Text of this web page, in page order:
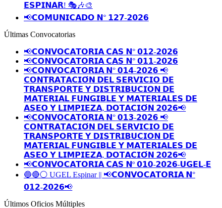
𝗘𝗦𝗣𝗜𝗡𝗔𝗥! 🎭🎶🎨
📢𝗖𝗢𝗠𝗨𝗡𝗜𝗖𝗔𝗗𝗢 𝗡° 𝟭𝟮𝟳-𝟮𝟬𝟮𝟲
Últimas Convocatorias
📢𝗖𝗢𝗡𝗩𝗢𝗖𝗔𝗧𝗢𝗥𝗜𝗔 𝗖𝗔𝗦 𝗡° 𝟬𝟭𝟮-𝟮𝟬𝟮𝟲
📢𝗖𝗢𝗡𝗩𝗢𝗖𝗔𝗧𝗢𝗥𝗜𝗔 𝗖𝗔𝗦 𝗡° 𝟬𝟭𝟭-𝟮𝟬𝟮𝟲
📢𝗖𝗢𝗡𝗩𝗢𝗖𝗔𝗧𝗢𝗥𝗜𝗔 𝗡° 𝟬𝟭𝟰-𝟮𝟬𝟮𝟲 📢
𝗖𝗢𝗡𝗧𝗥𝗔𝗧𝗔𝗖𝗜𝗢́𝗡 𝗗𝗘𝗟 𝗦𝗘𝗥𝗩𝗜𝗖𝗜𝗢 𝗗𝗘
𝗧𝗥𝗔𝗡𝗦𝗣𝗢𝗥𝗧𝗘 𝗬 𝗗𝗜𝗦𝗧𝗥𝗜𝗕𝗨𝗖𝗜𝗢𝗡 𝗗𝗘
𝗠𝗔𝗧𝗘𝗥𝗜𝗔𝗟 𝗙𝗨𝗡𝗚𝗜𝗕𝗟𝗘 𝗬 𝗠𝗔𝗧𝗘𝗥𝗜𝗔𝗟𝗘𝗦 𝗗𝗘
𝗔𝗦𝗘𝗢 𝗬 𝗟𝗜𝗠𝗣𝗜𝗘𝗭𝗔, 𝗗𝗢𝗧𝗔𝗖𝗜𝗢́𝗡 𝟮𝟬𝟮𝟲📢
📢𝗖𝗢𝗡𝗩𝗢𝗖𝗔𝗧𝗢𝗥𝗜𝗔 𝗡° 𝟬𝟭𝟯-𝟮𝟬𝟮𝟲 📢
𝗖𝗢𝗡𝗧𝗥𝗔𝗧𝗔𝗖𝗜𝗢́𝗡 𝗗𝗘𝗟 𝗦𝗘𝗥𝗩𝗜𝗖𝗜𝗢 𝗗𝗘
𝗧𝗥𝗔𝗡𝗦𝗣𝗢𝗥𝗧𝗘 𝗬 𝗗𝗜𝗦𝗧𝗥𝗜𝗕𝗨𝗖𝗜𝗢𝗡 𝗗𝗘
𝗠𝗔𝗧𝗘𝗥𝗜𝗔𝗟 𝗙𝗨𝗡𝗚𝗜𝗕𝗟𝗘 𝗬 𝗠𝗔𝗧𝗘𝗥𝗜𝗔𝗟𝗘𝗦 𝗗𝗘
𝗔𝗦𝗘𝗢 𝗬 𝗟𝗜𝗠𝗣𝗜𝗘𝗭𝗔, 𝗗𝗢𝗧𝗔𝗖𝗜𝗢́𝗡 𝟮𝟬𝟮𝟲📢
📢𝗖𝗢𝗡𝗩𝗢𝗖𝗔𝗧𝗢𝗥𝗜𝗔 𝗖𝗔𝗦 𝗡º 𝟬𝟭𝟬-𝟮𝟬𝟮𝟲-𝗨𝗚𝗘𝗟-𝗘
🔵🔴⚪️ UGEL Espinar || 📢𝗖𝗢𝗡𝗩𝗢𝗖𝗔𝗧𝗢𝗥𝗜𝗔 𝗡°
𝟬𝟭𝟮-𝟮𝟬𝟮𝟲📢
Últimos Oficios Múltiples